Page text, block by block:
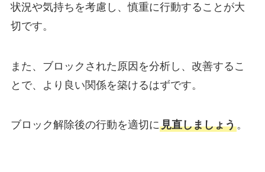
状況や気持ちを考慮し、慎重に行動することが大
切です。
また、ブロックされた原因を分析し、改善するこ
とで、より良い関係を築けるはずです。
ブロック解除後の行動を適切に見直しましょう。